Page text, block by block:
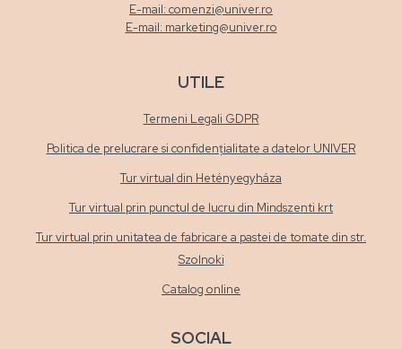
E-mail: comenzi@univer.ro
E-mail: marketing@univer.ro
UTILE
Termeni Legali GDPR
Politica de prelucrare si confidențialitate a datelor UNIVER
Tur virtual din Hetényegyháza
Tur virtual prin punctul de lucru din Mindszenti krt
Tur virtual prin unitatea de fabricare a pastei de tomate din str.
Szolnoki
Catalog online
SOCIAL